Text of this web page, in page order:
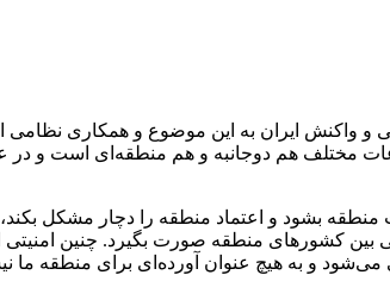
ایران به این موضوع و همکاری نظامی
مختلف هم دوجانبه و هم منطقه‌ای است و در
بشود و اعتماد منطقه را دچار مشکل
می‌شود و به هیچ عنوان آورده‌ای برای منطقه ما